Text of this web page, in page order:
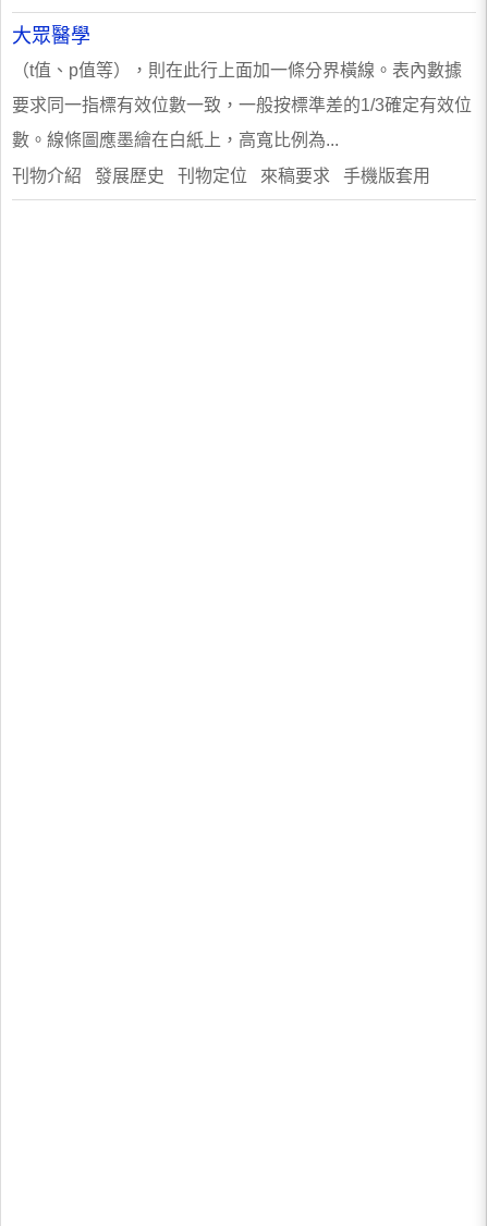
大眾醫學
（t值、p值等），則在此行上面加一條分界橫線。表內數據
要求同一指標有效位數一致，一般按標準差的1/3確定有效位
數。線條圖應墨繪在白紙上，高寬比例為...
刊物介紹 發展歷史 刊物定位 來稿要求 手機版套用